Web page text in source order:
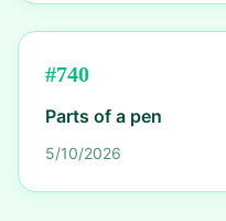
#740
Parts of a pen
5/10/2026